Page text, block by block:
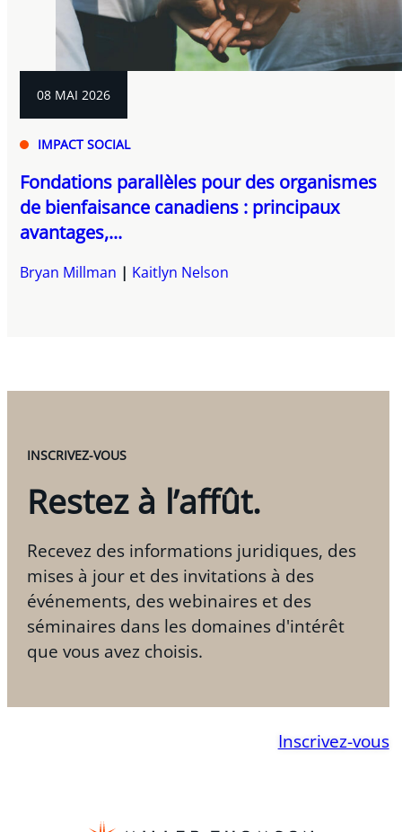
08 MAI 2026
IMPACT SOCIAL
Fondations parallèles pour des organismes
de bienfaisance canadiens : principaux
avantages,...
Bryan Millman Kaitlyn Nelson
INSCRIVEZ-VOUS
Restez à l’affût.
Recevez des informations juridiques, des
mises à jour et des invitations à des
événements, des webinaires et des
séminaires dans les domaines d'intérêt
que vous avez choisis.
Inscrivez-vous